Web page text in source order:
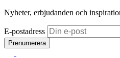
Nyheter, erbjudanden och
E-postadress
Prenumerera